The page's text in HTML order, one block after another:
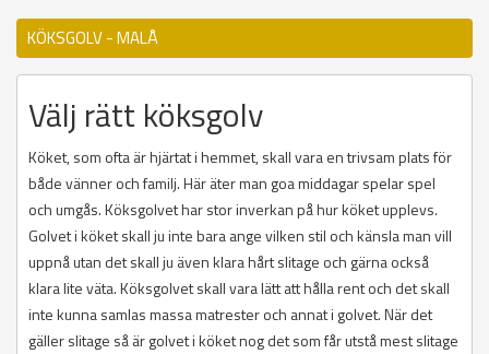
KÖKSGOLV - MALÅ
Välj rätt köksgolv
Köket, som ofta är hjärtat i hemmet, skall vara en trivsam plats för
både vänner och familj. Här äter man goa middagar spelar spel
och umgås. Köksgolvet har stor inverkan på hur köket upplevs.
Golvet i köket skall ju inte bara ange vilken stil och känsla man vill
uppnå utan det skall ju även klara hårt slitage och gärna också
klara lite väta. Köksgolvet skall vara lätt att hålla rent och det skall
inte kunna samlas massa matrester och annat i golvet. När det
gäller slitage så är golvet i köket nog det som får utstå mest slitage